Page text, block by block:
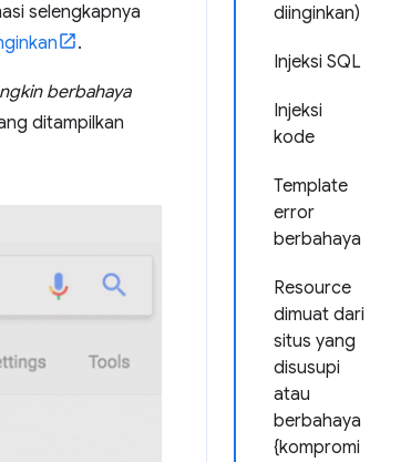
diinginkan)
Injeksi SQL
Injeksi
kode
Template
error
berbahaya
Resource
dimuat dari
situs yang
disusupi
atau
berbahaya
{kompromi
selengkapnya
.
berbahaya
ditampilkan